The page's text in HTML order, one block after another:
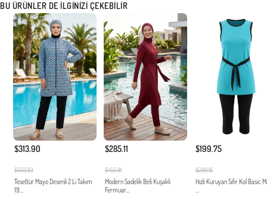
BU ÜRÜNLER DE İLGINIZI ÇEKEBILIR
$313.90
$503.83
Tesettür Mayo Desenli 2 Li Takım
19...
$285.11
$455.81
Modern Sadelik Beli Kuşaklı
Fermuar...
$199.75
$288.16
Hızlı Kuruyan Sıfır Kol Basic
...